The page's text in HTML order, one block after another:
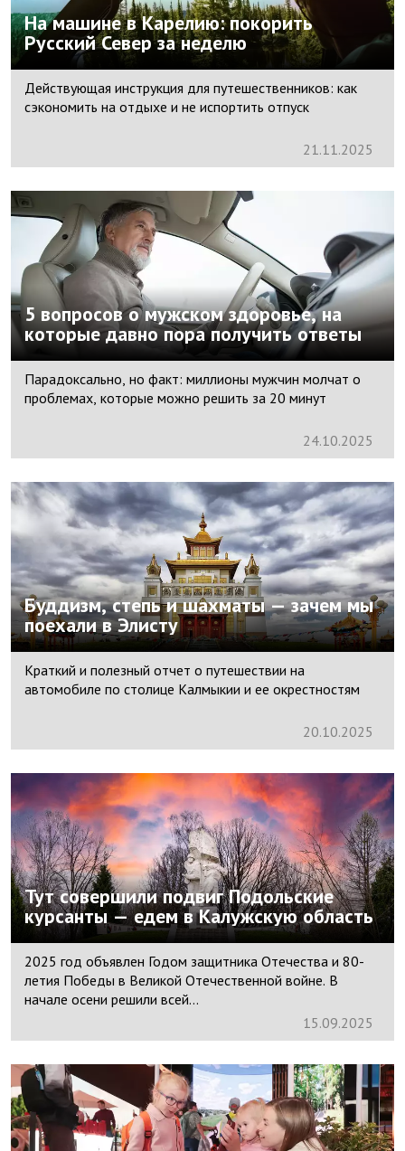
На машине в Карелию: покорить
Русский Север за неделю
Действующая инструкция для путешественников: как
сэкономить на отдыхе и не испортить отпуск
21.11.2025
5 вопросов о мужском здоровье, на
которые давно пора получить ответы
Парадоксально, но факт: миллионы мужчин молчат о
проблемах, которые можно решить за 20 минут
24.10.2025
Буддизм, степь и шахматы — зачем мы
поехали в Элисту
Краткий и полезный отчет о путешествии на
автомобиле по столице Калмыкии и ее окрестностям
20.10.2025
Тут совершили подвиг Подольские
курсанты — едем в Калужскую область
2025 год объявлен Годом защитника Отечества и 80-
летия Победы в Великой Отечественной войне. В
начале осени решили всей...
15.09.2025